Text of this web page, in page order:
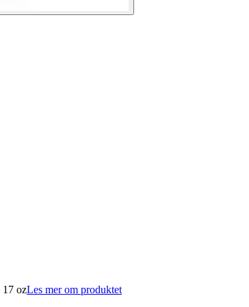
17 ozLes mer om produktet